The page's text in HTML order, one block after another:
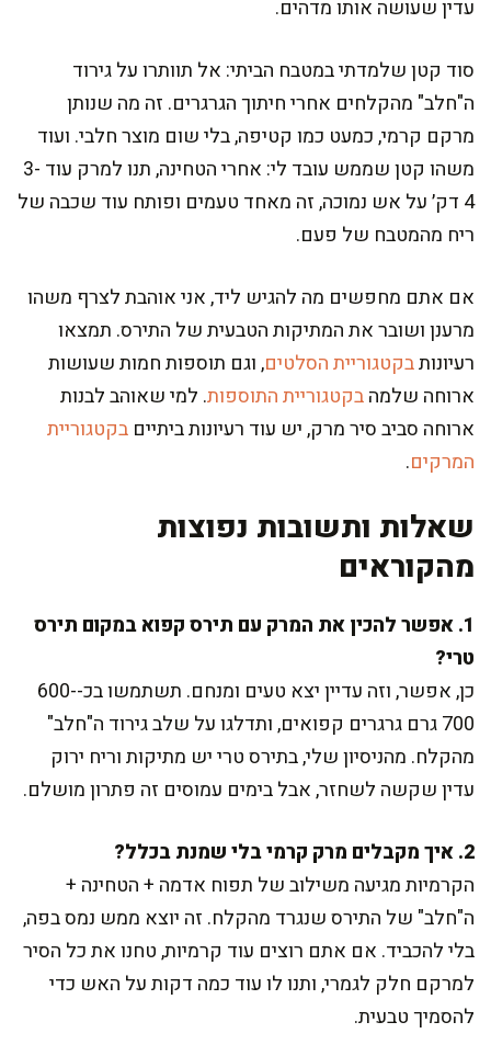
עדין שעושה אותו מדהים.
סוד קטן שלמדתי במטבח הביתי: אל תוותרו על גירוד
ה"חלב" מהקלחים אחרי חיתוך הגרגרים. זה מה שנותן
מרקם קרמי, כמעט כמו קטיפה, בלי שום מוצר חלבי. ועוד
משהו קטן שממש עובד לי: אחרי הטחינה, תנו למרק עוד 3-
4 דק׳ על אש נמוכה, זה מאחד טעמים ופותח עוד שכבה של
ריח מהמטבח של פעם.
אם אתם מחפשים מה להגיש ליד, אני אוהבת לצרף משהו
מרענן ושובר את המתיקות הטבעית של התירס. תמצאו
רעיונותבקטגוריית הסלטים, וגם תוספות חמות שעושות
ארוחה שלמהבקטגוריית התוספות. למי שאוהב לבנות
ארוחה סביב סיר מרק, יש עוד רעיונות ביתיים בקטגוריית
המרקים.
שאלות ותשובות נפוצות
מהקוראים
1. אפשר להכין את המרק עם תירס קפוא במקום תירס
טרי?
כן, אפשר, וזה עדיין יצא טעים ומנחם. תשתמשו בכ-600-
700 גרם גרגרים קפואים, ותדלגו על שלב גירוד ה"חלב"
מהקלח. מהניסיון שלי, בתירס טרי יש מתיקות וריח ירוק
עדין שקשה לשחזר, אבל בימים עמוסים זה פתרון מושלם.
2. איך מקבלים מרק קרמי בלי שמנת בכלל?
הקרמיות מגיעה משילוב של תפוח אדמה + הטחינה +
ה"חלב" של התירס שנגרד מהקלח. זה יוצא ממש נמס בפה,
בלי להכביד. אם אתם רוצים עוד קרמיות, טחנו את כל הסיר
למרקם חלק לגמרי, ותנו לו עוד כמה דקות על האש כדי
להסמיך טבעית.